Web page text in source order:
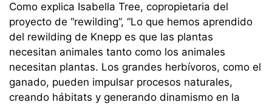
Como explica Isabella Tree, copropietaria del
proyecto de “rewilding”, “Lo que hemos aprendido
del rewilding de Knepp es que las plantas
necesitan animales tanto como los animales
necesitan plantas. Los grandes herbívoros, como el
ganado, pueden impulsar procesos naturales,
creando hábitats y generando dinamismo en la